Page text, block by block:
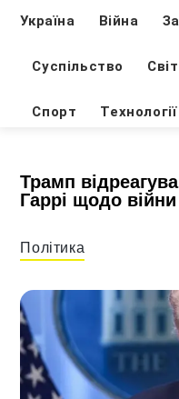
Україна Війна
Суспільство Світ
Спорт Технології
Трамп
Гаррі щодо війни
Політика